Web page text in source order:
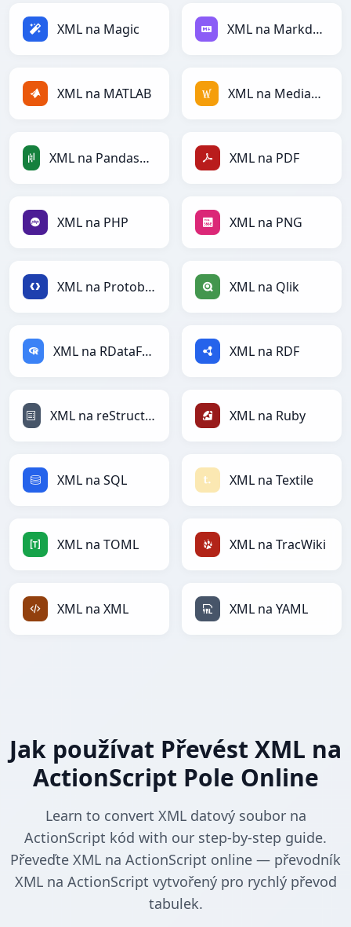
XML na Magic XML na Markdown
XML na MATLAB XML na MediaWiki
XML na PandasDataFrame XML na PDF
XML na PHP XML na PNG
XML na Protobuf XML na Qlik
XML na RDataFrame XML na RDF
XML na reStructuredText XML na Ruby
XML na SQL XML na Textile
XML na TOML XML na TracWiki
XML na XML XML na YAML
Jak používat Převést XML na
ActionScript Pole Online
Learn to convert XML datový soubor na
ActionScript kód with our step-by-step guide.
Převeďte XML na ActionScript online — převodník
XML na ActionScript vytvořený pro rychlý převod
tabulek.